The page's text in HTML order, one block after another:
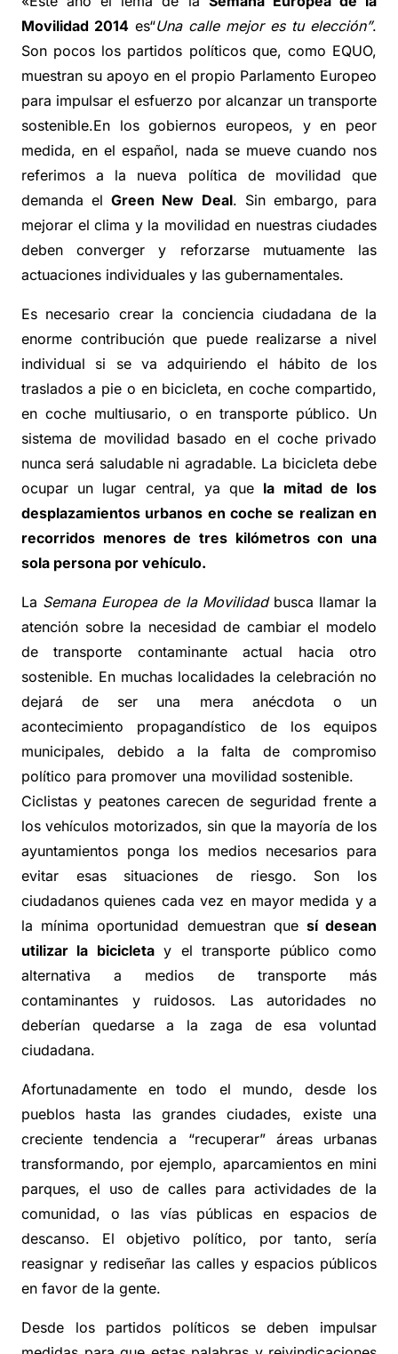
Movilidad 2014 es“Una calle mejor es tu elección”.
Son pocos los partidos políticos que, como EQUO,
muestran su apoyo en el propio Parlamento Europeo
para impulsar el esfuerzo por alcanzar un transporte
sostenible.En los gobiernos europeos, y en peor
medida, en el español, nada se mueve cuando nos
referimos a la nueva política de movilidad que
demanda elGreen New Deal. Sin embargo, para
mejorar el clima y la movilidad en nuestras ciudades
deben converger y reforzarse mutuamente las
actuaciones individuales y las gubernamentales.
Es necesario crear la conciencia ciudadana de la
enorme contribución que puede realizarse a nivel
individual si se va adquiriendo el hábito de los
traslados a pie o en bicicleta, en coche compartido,
en coche multiusario, o en transporte público. Un
sistema de movilidad basado en el coche privado
nunca será saludable ni agradable. La bicicleta debe
ocupar un lugar central, ya que la mitad de los
desplazamientos urbanos en coche se realizan en
recorridos menores de tres kilómetros con una
sola persona por vehículo.
La Semana Europea de la Movilidadbusca llamar la
atención sobre la necesidad de cambiar el modelo
de transporte contaminante actual hacia otro
sostenible. En muchas localidades la celebración no
dejará de ser una mera anécdota o un
acontecimiento propagandístico de los equipos
municipales, debido a la falta de compromiso
político para promover una movilidad sostenible.
Ciclistas y peatones carecen de seguridad frente a
los vehículos motorizados, sin que la mayoría de los
ayuntamientos ponga los medios necesarios para
evitar esas situaciones de riesgo. Son los
ciudadanos quienes cada vez en mayor medida y a
la mínima oportunidad demuestran que sí desean
utilizar la bicicletay el transporte público como
alternativa a medios de transporte más
contaminantes y ruidosos. Las autoridades no
deberían quedarse a la zaga de esa voluntad
ciudadana.
Afortunadamente en todo el mundo, desde los
pueblos hasta las grandes ciudades, existe una
creciente tendencia a “recuperar” áreas urbanas
transformando, por ejemplo, aparcamientos en mini
parques, el uso de calles para actividades de la
comunidad, o las vías públicas en espacios de
descanso. El objetivo político, por tanto, sería
reasignar y rediseñar las calles y espacios públicos
en favor de la gente.
Desde los partidos políticos se deben impulsar